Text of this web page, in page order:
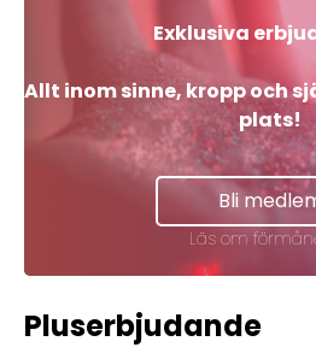
Exklusiva
Allt inom sinne, kropp och
plats!
Bli
Läs om
Pluserbjudande